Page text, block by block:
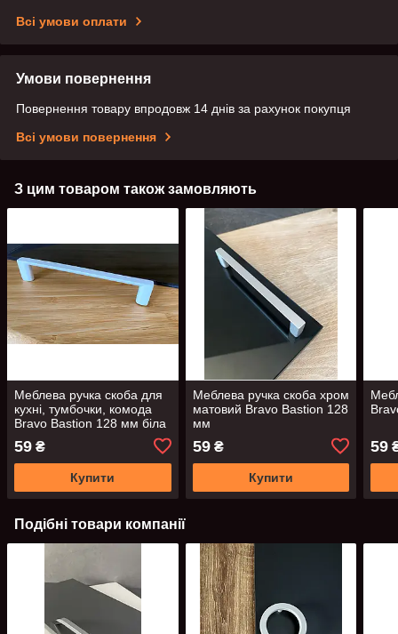
Всі умови оплати
Умови повернення
Повернення товару впродовж 14 днів за рахунок покупця
Всі умови повернення
З цим товаром також замовляють
Меблева ручка скоба для
кухні, тумбочки, комода
Bravo Bastion 128 мм біла
59 ₴
Купити
Меблева ручка скоба хром
матовий Bravo Bastion 128
мм
59₴
Купити
59
Подібні товари компанії